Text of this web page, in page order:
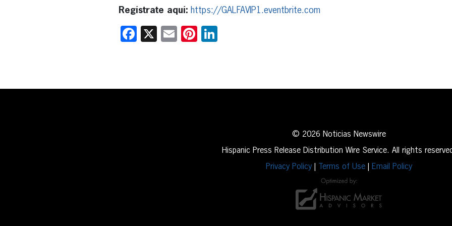
Regístrate aquí: https://GALFAVIP1.eventbrite.com
Facebook
X EmailPinterest
© 2026 Noticias Newswire
Hispanic Press Release Distribution Wire Service. All rights
Privacy Policy
Terms of Use Email Policy